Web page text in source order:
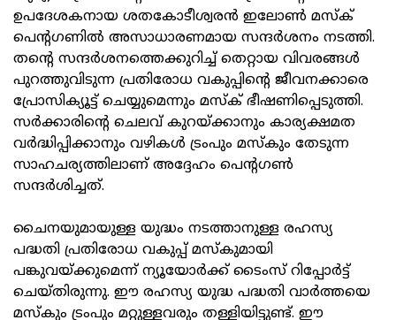
ഉപദേശകനായ ശതകോടീശ്വരന്‍ ഇലോണ്‍ മസ്‌ക്
പെന്റഗണില്‍ അസാധാരണമായ സന്ദര്‍ശനം നടത്തി.
തന്റെ സന്ദര്‍ശനത്തെക്കുറിച്ച് തെറ്റായ വിവരങ്ങള്‍
പുറത്തുവിടുന്ന പ്രതിരോധ വകുപ്പിന്റെ ജീവനക്കാരെ
പ്രോസിക്യൂട്ട് ചെയ്യുമെന്നും മസ്‌ക് ഭീഷണിപ്പെടുത്തി.
സര്‍ക്കാരിന്റെ ചെലവ് കുറയ്ക്കാനും കാര്യക്ഷമത
വര്‍ദ്ധിപ്പിക്കാനും വഴികള്‍ ട്രംപും മസ്‌കും തേടുന്ന
സാഹചര്യത്തിലാണ് അദ്ദേഹം പെന്റഗണ്‍
സന്ദര്‍ശിച്ചത്.
ചൈനയുമായുള്ള യുദ്ധം നടത്താനുള്ള രഹസ്യ
പദ്ധതി പ്രതിരോധ വകുപ്പ് മസ്‌കുമായി
പങ്കുവയ്ക്കുമെന്ന് ന്യൂയോര്‍ക്ക് ടൈംസ് റിപ്പോര്‍ട്ട്
ചെയ്തിരുന്നു. ഈ രഹസ്യ യുദ്ധ പദ്ധതി വാര്‍ത്തയെ
മസ്‌കും ട്രംപും മറ്റുള്ളവരും തള്ളിയിട്ടുണ്ട്. ഈ